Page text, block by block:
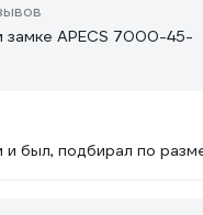
замке APECS 7000-45-
и был, подбирал по